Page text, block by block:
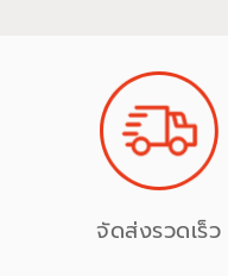
จัดส่งรวดเร็ว